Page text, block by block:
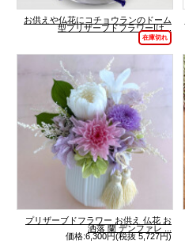
お供えや仏花にコチョウランのドーム
型プリザーブドフラワー|は...
在庫切れ
プリザーブドフラワー お供え 仏花 お
洒落 蘭 デンファレ ...
価格:6,300円(税抜 5,727円)